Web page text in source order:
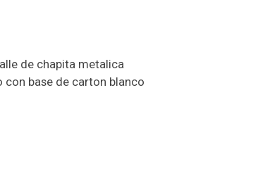
de chapita metalica
con base de carton blanco